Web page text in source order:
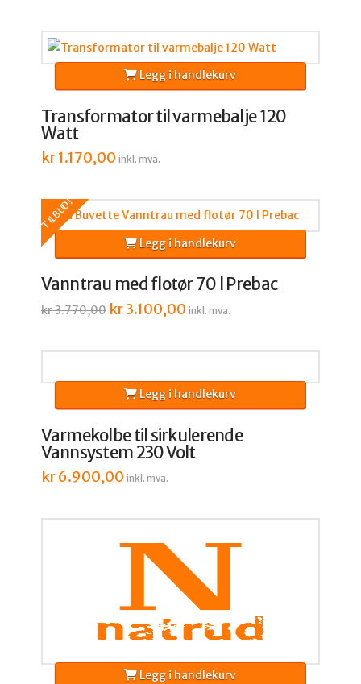
Transformator til varmebalje 120
Watt
kr1.170,00 inkl. mva.
Legg i handlekurv
TILBUD!
Vanntrau med flotør 70 l Prebac
kr3.770,00 Opprinnelig
pris
kr3.100,00Nåværende
pris
inkl. mva.
Legg i handlekurv
Varmekolbe til sirkulerende
Vannsystem 230 Volt
kr6.900,00 inkl. mva.
Legg i handlekurv
Legg i handlekurv